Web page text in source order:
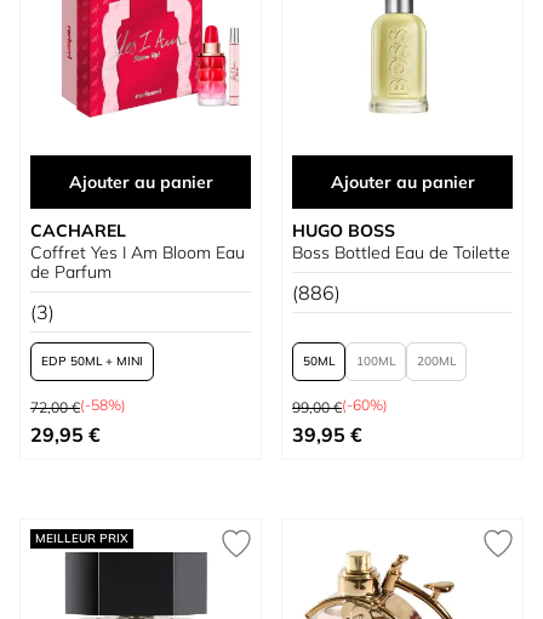
Ajouter au panier
CACHAREL
Coffret Yes I Am Bloom Eau
de Parfum
(3)
EDP 50ML + MINI
Prix normal
72,00 €(-58%)
À partir de
29,95 €
Ajouter au panier
HUGO BOSS
Boss Bottled Eau de Toilette
(886)
50 100 200
Prix normal
99,00 €(-60%)
À partir de
39,95 €
MEILLEUR PRIX